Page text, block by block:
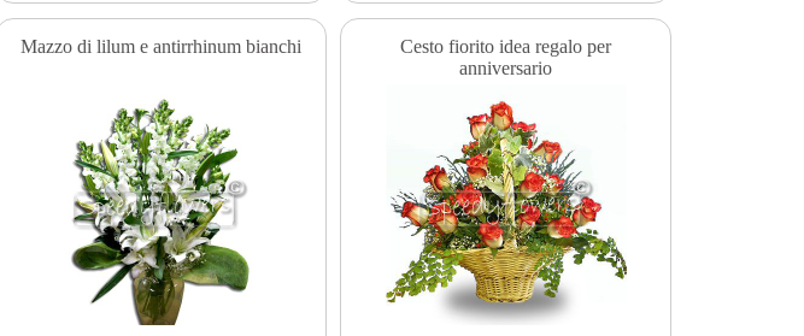
Mazzo di lilum e antirrhinum bianchi
Cesto fiorito idea regalo per
anniversario